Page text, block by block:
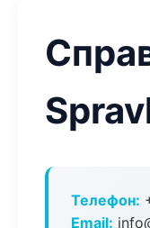
Телефон:
Email: